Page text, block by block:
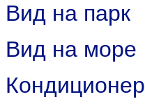
Вид на парк
Вид на море
Кондиционер